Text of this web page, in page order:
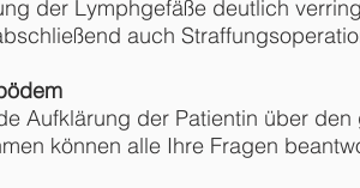
der Lymphgefäße deutlich
auch
Aufklärung der Patientin über
können alle Ihre Fragen